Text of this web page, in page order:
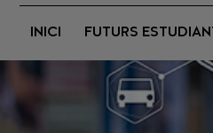
INICI FUTURS